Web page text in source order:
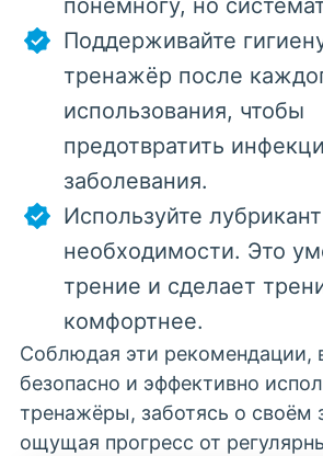
понемногу, но
Поддерживайте
тренажёр после
использования, чтобы
предотвратить
заболевания.
Используйте
необходимости. Это
трение и сделает
комфортнее.
Соблюдая эти рекомендации,
безопасно и эффективно
тренажёры, заботясь о своём
ощущая прогресс от